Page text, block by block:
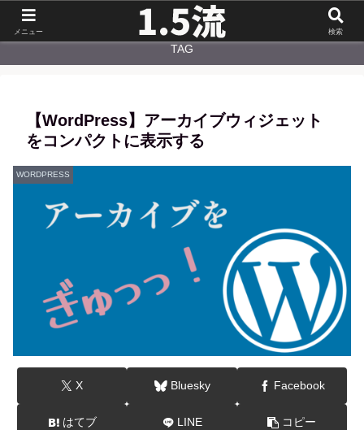
TAG
【WordPress】アーカイブウィジェット
をコンパクトに表示する
WORDPRESS
X Bluesky Facebook
はてブ LINE コピー
メニュー 検索